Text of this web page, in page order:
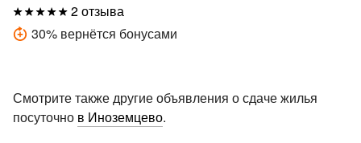
2 отзыва
30% вернётся бонусами
Смотрите также другие объявления о сдаче жилья
посуточно в Иноземцево.